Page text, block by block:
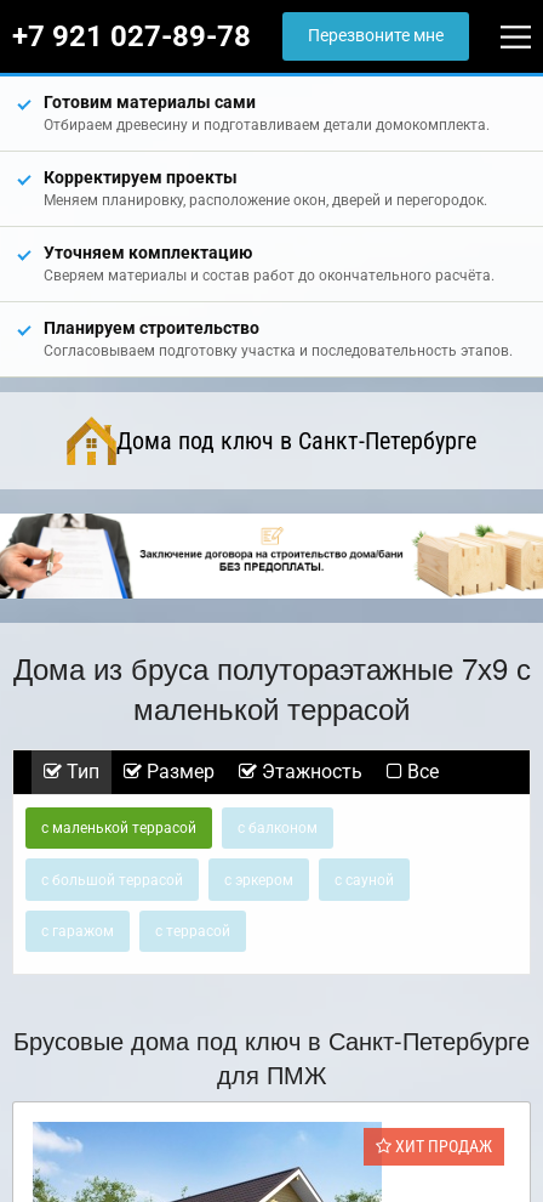
+7 921 027-89-78 Перезвоните мне
Готовим материалы сами
Отбираем древесину и подготавливаем детали домокомплекта.
Корректируем проекты
Меняем планировку, расположение окон, дверей и перегородок.
Уточняем комплектацию
Сверяем материалы и состав работ до окончательного расчёта.
Планируем строительство
Согласовываем подготовку участка и последовательность этапов.
Дома под ключ в Санкт-Петербурге
Дома из бруса полутораэтажные 7х9 с
маленькой террасой
Тип Размер Этажность Все
с маленькой террасой с балконом
с большой террасой с эркером с сауной
с гаражом с террасой
Брусовые дома под ключ в Санкт-Петербурге
для ПМЖ
ХИТ ПРОДАЖ